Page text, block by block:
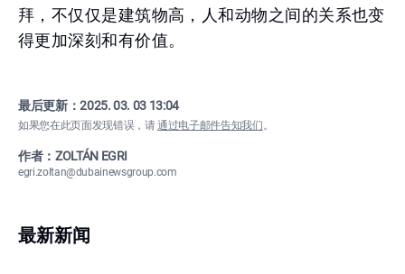
拜，不仅仅是建筑物高，人和动物之间的关系也变
得更加深刻和有价值。
最后更新：2025. 03. 03 13:04
如果您在此页面发现错误，请通过电子邮件告知我们。
作者：ZOLTÁN EGRI
egri.zoltan@dubainewsgroup.com
最新新闻